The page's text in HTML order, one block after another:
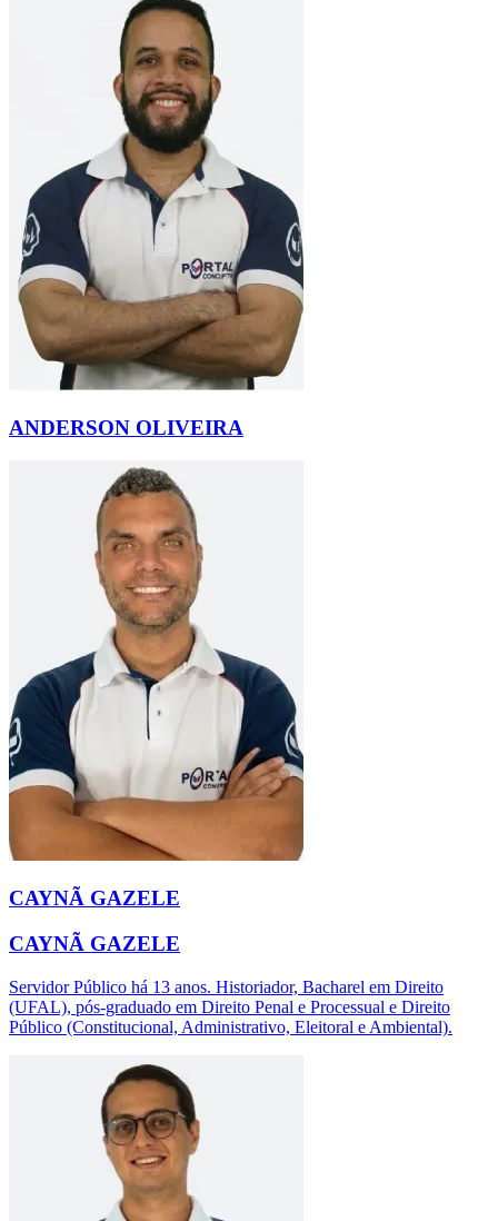
ANDERSON OLIVEIRA
CAYNÃ GAZELE
CAYNÃ GAZELE
Servidor Público há 13 anos. Historiador, Bacharel em Direito
(UFAL), pós-graduado em Direito Penal e Processual e Direito
Público (Constitucional, Administrativo, Eleitoral e Ambiental).